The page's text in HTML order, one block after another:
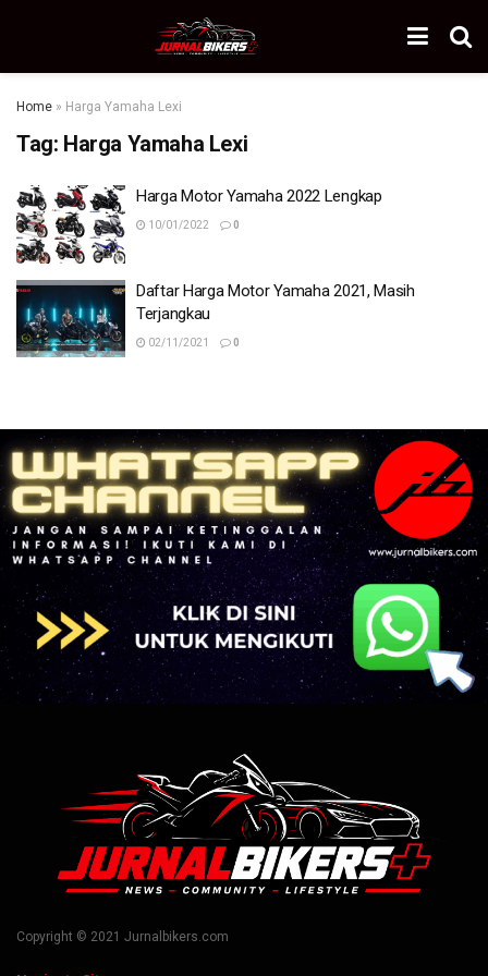
Home » Harga Yamaha Lexi
Tag: Harga Yamaha Lexi
Harga Motor Yamaha 2022 Lengkap
10/01/2022 0
Daftar Harga Motor Yamaha 2021, Masih
Terjangkau
02/11/2021 0
Copyright © 2021 Jurnalbikers.com